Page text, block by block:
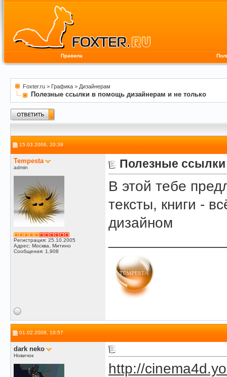
Правила
Foxter.ru > Графика > Дизайнерам
Полезные ссылки в помощь дизайнерам и не только
15.03.2006, 20:39
Tempesta
admin
Регистрация: 25.10.2005
Адрес: Москва, Митино
Сообщения: 1,908
Полезные
В этой тебе
тексты, книги -
дизайном
01.02.2008, 10:57
dark neko
Новичок
http://